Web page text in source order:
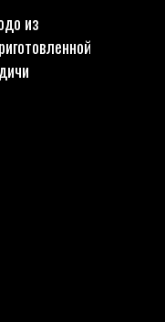
из